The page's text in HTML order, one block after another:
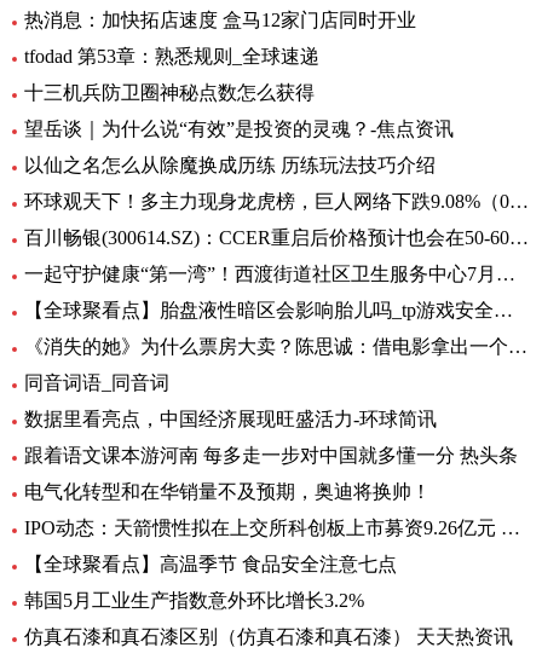
热消息：加快拓店速度 盒马12家门店同时开业
tfodad 第53章：熟悉规则_全球速递
十三机兵防卫圈神秘点数怎么获得
望岳谈｜为什么说“有效”是投资的灵魂？-焦点资讯
以仙之名怎么从除魔换成历练 历练玩法技巧介绍
环球观天下！多主力现身龙虎榜，巨人网络下跌9.08%（06-30）
百川畅银(300614.SZ)：CCER重启后价格预计也会在50-60元/吨左右
一起守护健康“第一湾”！西渡街道社区卫生服务中心7月专病门诊一览表出炉_环球滚动
【全球聚看点】胎盘液性暗区会影响胎儿吗_tp游戏安全中心
《消失的她》为什么票房大卖？陈思诚：借电影拿出一个生活的剖面
同音词语_同音词
数据里看亮点，中国经济展现旺盛活力-环球简讯
跟着语文课本游河南 每多走一步对中国就多懂一分 热头条
电气化转型和在华销量不及预期，奥迪将换帅！
IPO动态：天箭惯性拟在上交所科创板上市募资9.26亿元 全球新动态
【全球聚看点】高温季节 食品安全注意七点
韩国5月工业生产指数意外环比增长3.2%
仿真石漆和真石漆区别（仿真石漆和真石漆） 天天热资讯